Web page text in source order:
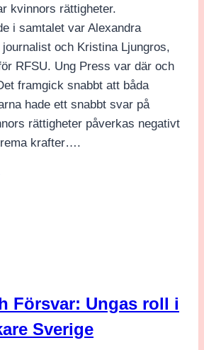
kvinnors rättigheter.
i samtalet var Alexandra
och Kristina Ljungros,
RFSU. Ung Press var där och
framgick snabbt att båda
hade ett snabbt svar på
rättigheter påverkas negativt
krafter….
Försvar: Ungas roll i
Sverige